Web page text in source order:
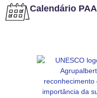
Calendário PAA